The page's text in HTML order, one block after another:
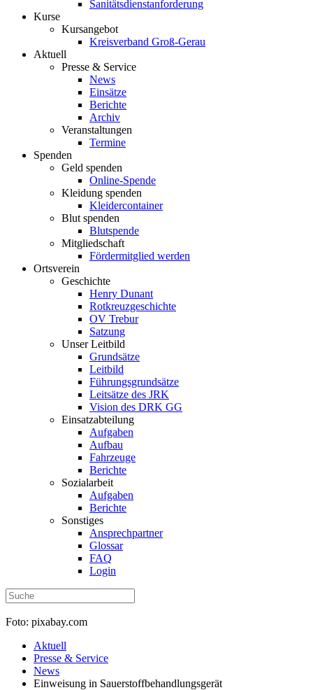
Sanitätsdienstanforderung
Kurse
Kursangebot
Kreisverband Groß-Gerau
Aktuell
Presse & Service
News
Einsätze
Berichte
Archiv
Veranstaltungen
Termine
Spenden
Geld spenden
Online-Spende
Kleidung spenden
Kleidercontainer
Blut spenden
Blutspende
Mitgliedschaft
Fördermitglied werden
Ortsverein
Geschichte
Henry Dunant
Rotkreuzgeschichte
OV Trebur
Satzung
Unser Leitbild
Grundsätze
Leitbild
Führungsgrundsätze
Leitsätze des JRK
Vision des DRK GG
Einsatzabteilung
Aufgaben
Aufbau
Fahrzeuge
Berichte
Sozialarbeit
Aufgaben
Berichte
Sonstiges
Ansprechpartner
Glossar
FAQ
Login
Foto: pixabay.com
Aktuell
Presse & Service
News
Einweisung in Sauerstoffbehandlungsgerät